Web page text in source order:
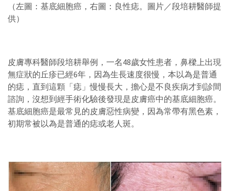
（左圖：基底細胞癌，右圖：良性痣。圖片／段培耕醫師提
供）
皮膚專科醫師段培耕舉例，一名48歲女性患者，鼻樑上出現
無症狀的丘疹已經6年，因為生長速度很慢，本以為是普通
的痣，直到這顆「痣」慢慢長大，擔心是不良疾病才到診間
諮詢，沒想到經手術化驗後發現是皮膚癌中的基底細胞癌。
基底細胞癌是最常見的皮膚惡性病變，因為常帶有黑色素，
初期常被以為是普通的痣或老人斑。